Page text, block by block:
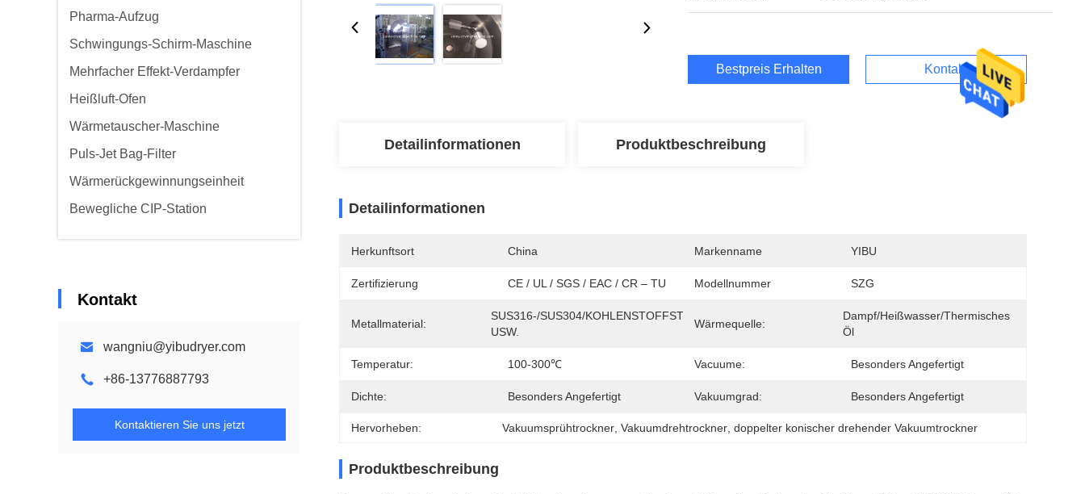
Pharma-Aufzug
Schwingungs-Schirm-Maschine
Mehrfacher Effekt-Verdampfer
Heißluft-Ofen
Wärmetauscher-Maschine
Puls-Jet Bag-Filter
Wärmerückgewinnungseinheit
Bewegliche CIP-Station
Kontakt
wangniu@yibudryer.com
+86-13776887793
Kontaktieren Sie uns jetzt
Bestpreis Erhalten Kontakt
Detailinformationen Produktbeschreibung
Detailinformationen
Herkunftsort China Markenname YIBU
Zertifizierung CE / UL / SGS / EAC / CR – TU Modellnummer SZG
Metallmaterial:
SUS316-/SUS304/KOHLENSTOFFSTAHL,
USW.
Wärmequelle:
Dampf/Heißwasser/thermisches
Öl
Temperatur: 100-300℃ Vacuume: Besonders Angefertigt
Dichte: Besonders Angefertigt Vakuumgrad: Besonders Angefertigt
Hervorheben: Vakuumsprühtrockner , Vakuumdrehtrockner , doppelter konischer drehender Vakuumtrockner
Produktbeschreibung